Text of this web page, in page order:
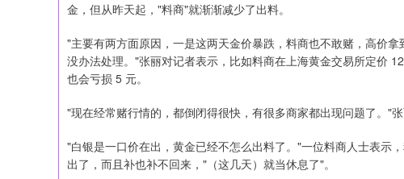
金，但从昨天起，"料商"就渐渐减少了出料。
"主要有两方面原因，一是这两天金价暴跌，料商也不敢赌，高价
没办法处理。"张丽对记者表示，比如料商在上海黄金交易所定价
也会亏损 5 元。
"现在经常赌行情的，都倒闭得很快，有很多商家都出现问题了。"张
"白银是一口价在出，黄金已经不怎么出料了。"一位料商人士表示
出了，而且补也补不回来，"（这几天）就当休息了"。